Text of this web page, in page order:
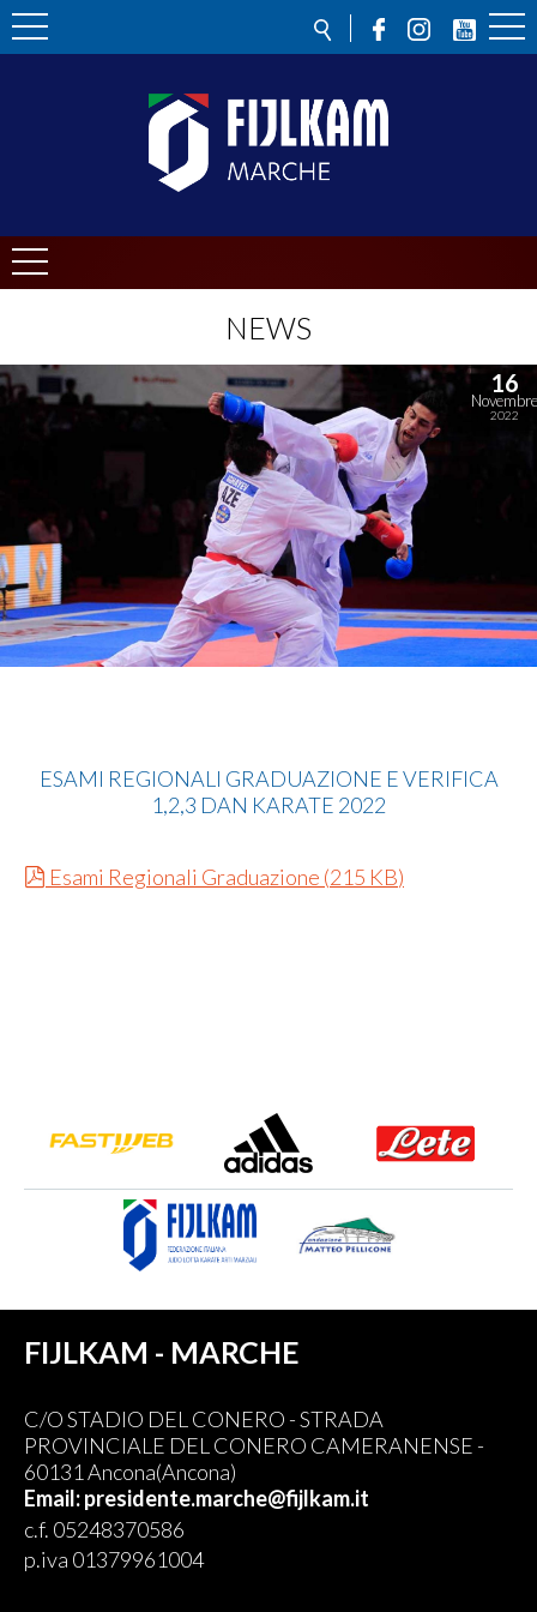
NEWS
16
Novembre
2022
ESAMI REGIONALI GRADUAZIONE E VERIFICA
1,2,3 DAN KARATE 2022
pdf
Esami Regionali Graduazione (215 KB)
FIJLKAM - MARCHE
C/O STADIO DEL CONERO - STRADA
PROVINCIALE DEL CONERO CAMERANENSE -
60131 Ancona(Ancona)
Email: presidente.marche@fijlkam.it
c.f. 05248370586
p.iva 01379961004